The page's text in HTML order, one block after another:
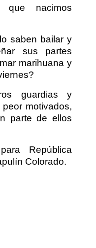
que nacimos
saben bailar y
sus partes
marihuana y
guardias y
motivados,
parte de ellos
República
Colorado.